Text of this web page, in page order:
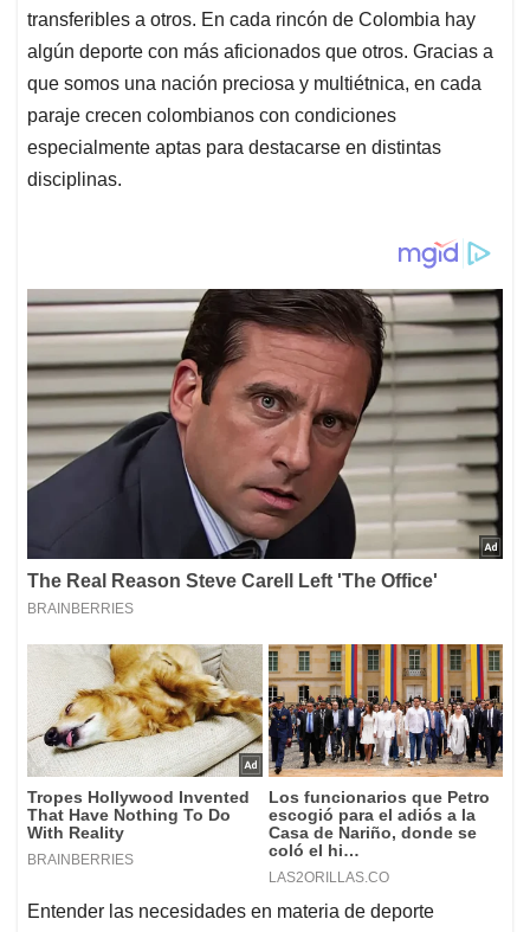
transferibles a otros. En cada rincón de Colombia hay
algún deporte con más aficionados que otros. Gracias a
que somos una nación preciosa y multiétnica, en cada
paraje crecen colombianos con condiciones
especialmente aptas para destacarse en distintas
disciplinas.
Entender las necesidades en materia de deporte